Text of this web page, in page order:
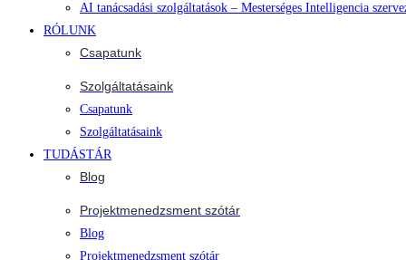
AI tanácsadási szolgáltatások – Mesterséges Intelligencia
RÓLUNK
Csapatunk
Szolgáltatásaink
Csapatunk
Szolgáltatásaink
TUDÁSTÁR
Blog
Projektmenedzsment szótár
Blog
Projektmenedzsment szótár